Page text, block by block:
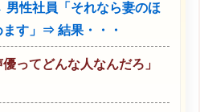
性社員「それなら妻のほ
す」⇒ 結果・・・
ってどんな人なんだろ」